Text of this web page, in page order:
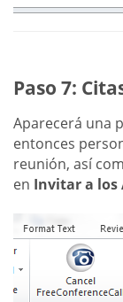
Paso 7:
Aparecerá una
entonces
reunión, así
en Invitar a los